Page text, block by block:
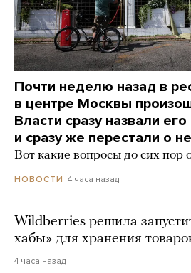
Почти неделю назад в
в центре Москвы
Власти сразу назвали
и сразу же перестали о
Вот какие вопросы до сих пор
НОВОСТИ 4 часа назад
Wildberries решила
хабы» для хранения
4 часа назад